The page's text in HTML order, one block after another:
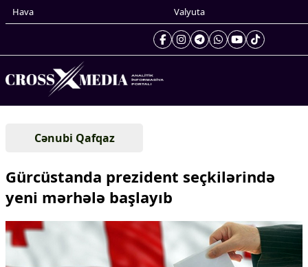
Hava Valyuta
Gündəm
Xarici xəbərlər
Cənubi Qafqaz
Yaxın Şərq
Avropa
Cənubi Qafqaz
Gürcüstanda prezident seçkilərində
yeni mərhələ başlayıb